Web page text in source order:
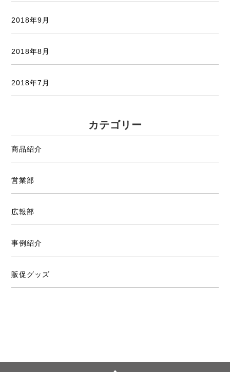
2018年9月
2018年8月
2018年7月
カテゴリー
商品紹介
営業部
広報部
事例紹介
販促グッズ